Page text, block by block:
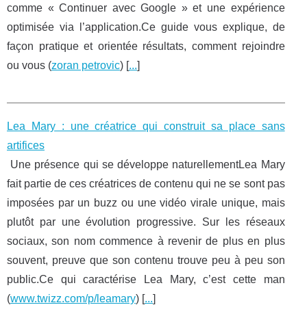
comme « Continuer avec Google » et une expérience
optimisée via l’application.Ce guide vous explique, de
façon pratique et orientée résultats, comment rejoindre
ou vous (zoran petrovic) [...]
Lea Mary : une créatrice qui construit sa place sans
artifices
Une présence qui se développe naturellementLea Mary
fait partie de ces créatrices de contenu qui ne se sont pas
imposées par un buzz ou une vidéo virale unique, mais
plutôt par une évolution progressive. Sur les réseaux
sociaux, son nom commence à revenir de plus en plus
souvent, preuve que son contenu trouve peu à peu son
public.Ce qui caractérise Lea Mary, c’est cette man
(www.twizz.com/p/leamary) [...]